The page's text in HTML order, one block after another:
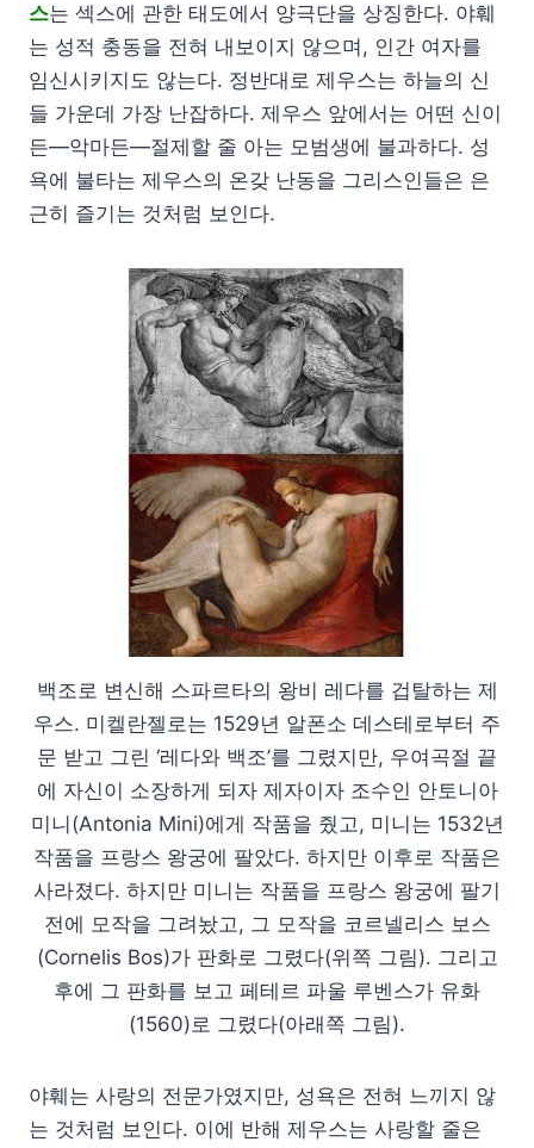
스는 섹스에 관한 태도에서 양극단을 상징한다. 야훼
는 성적 충동을 전혀 내보이지 않으며, 인간 여자를
임신시키지도 않는다. 정반대로 제우스는 하늘의 신
들 가운데 가장 난잡하다. 제우스 앞에서는 어떤 신이
든―악마든―절제할 줄 아는 모범생에 불과하다. 성
욕에 불타는 제우스의 온갖 난동을 그리스인들은 은
근히 즐기는 것처럼 보인다.
백조로 변신해 스파르타의 왕비 레다를 겁탈하는 제
우스. 미켈란젤로는 1529년 알폰소 데스테로부터 주
문 받고 그린 ‘레다와 백조’를 그렸지만, 우여곡절 끝
에 자신이 소장하게 되자 제자이자 조수인 안토니아
미니(Antonia Mini)에게 작품을 줬고, 미니는 1532년
작품을 프랑스 왕궁에 팔았다. 하지만 이후로 작품은
사라졌다. 하지만 미니는 작품을 프랑스 왕궁에 팔기
전에 모작을 그려놨고, 그 모작을 코르넬리스 보스
(Cornelis Bos)가 판화로 그렸다(위쪽 그림). 그리고
후에 그 판화를 보고 페테르 파울 루벤스가 유화
(1560)로 그렸다(아래쪽 그림).
야훼는 사랑의 전문가였지만, 성욕은 전혀 느끼지 않
는 것처럼 보인다. 이에 반해 제우스는 사랑할 줄은